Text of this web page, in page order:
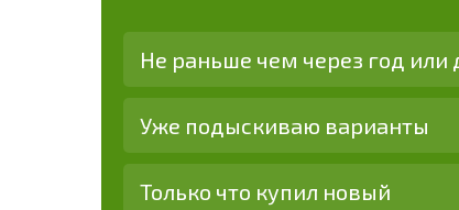
Не раньше чем через год или
Уже подыскиваю варианты
Только что купил новый